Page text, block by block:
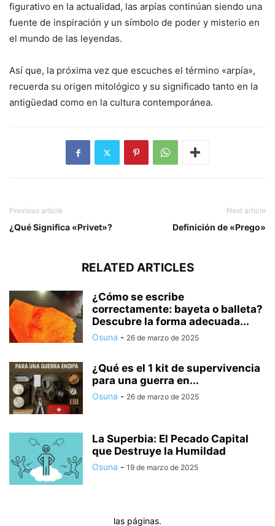
figurativo en la actualidad, las arpías continúan siendo una
fuente de inspiración y un símbolo de poder y misterio en
el mundo de las leyendas.
Así que, la próxima vez que escuches el término «arpía»,
recuerda su origen mitológico y su significado tanto en la
antigüedad como en la cultura contemporánea.
Previous article
¿Qué Significa «Privet»?
Next article
Definición de «Prego»
RELATED ARTICLES
¿Cómo se escribe
correctamente: bayeta o balleta?
Descubre la forma adecuada...
Osuna - 26 de marzo de 2025
¿Qué es el 1 kit de supervivencia
para una guerra en...
Osuna - 26 de marzo de 2025
La Superbia: El Pecado Capital
que Destruye la Humildad
Osuna - 19 de marzo de 2025
las páginas.